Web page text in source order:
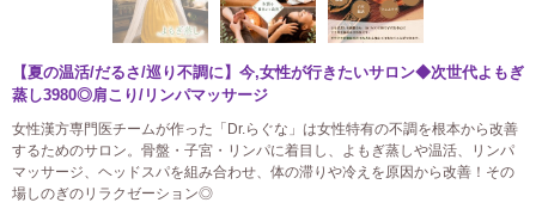
【夏の温活/だるさ/巡り不調に】今,女性が行きたいサロン◆次世代よもぎ
蒸し3980◎肩こり/リンパマッサージ
女性漢方専門医チームが作った「Dr.らぐな」は女性特有の不調を根本から改善
するためのサロン。骨盤・子宮・リンパに着目し、よもぎ蒸しや温活、リンパ
マッサージ、ヘッドスパを組み合わせ、体の滞りや冷えを原因から改善！その
場しのぎのリラクゼーション◎